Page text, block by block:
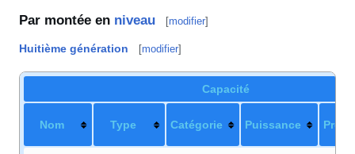
Par montée en niveau [modifier]
Huitième génération [modifier]
Capacité
Nom Type Catégorie Puissance